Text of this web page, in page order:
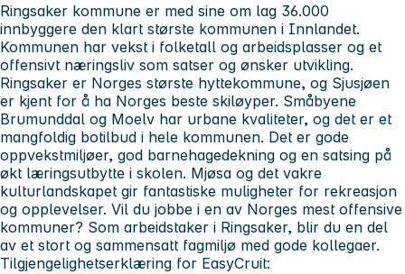
Ringsaker kommune er med sine om lag 36.000
innbyggere den klart største kommunen i Innlandet.
Kommunen har vekst i folketall og arbeidsplasser og et
offensivt næringsliv som satser og ønsker utvikling.
Ringsaker er Norges største hyttekommune, og Sjusjøen
er kjent for å ha Norges beste skiløyper. Småbyene
Brumunddal og Moelv har urbane kvaliteter, og det er et
mangfoldig botilbud i hele kommunen. Det er gode
oppvekstmiljøer, god barnehagedekning og en satsing på
økt læringsutbytte i skolen. Mjøsa og det vakre
kulturlandskapet gir fantastiske muligheter for rekreasjon
og opplevelser. Vil du jobbe i en av Norges mest offensive
kommuner? Som arbeidstaker i Ringsaker, blir du en del
av et stort og sammensatt fagmiljø med gode kollegaer.
Tilgjengelighetserklæring for EasyCruit: